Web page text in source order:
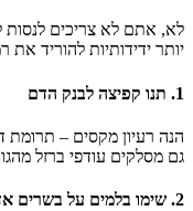
לא, אתם לא צריכים
יותר ידידותיות להוריד את
1. תנו קפיצה לבנק הדם
הנה רעיון מקסים –
גם מסלקים עודפי ברזל
2. שימו בלמים על בשרים אדומים